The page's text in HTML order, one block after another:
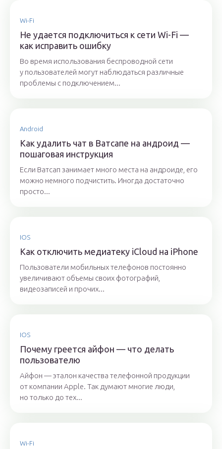
Wi-Fi
Не удается подключиться к сети Wi-Fi —
как исправить ошибку
Во время использования беспроводной сети
у пользователей могут наблюдаться различные
проблемы с подключением...
Android
Как удалить чат в Ватсапе на андроид —
пошаговая инструкция
Если Ватсап занимает много места на андроиде, его
можно немного подчистить. Иногда достаточно
просто...
IOS
Как отключить медиатеку iCloud на iPhone
Пользователи мобильных телефонов постоянно
увеличивают объемы своих фотографий,
видеозаписей и прочих...
IOS
Почему греется айфон — что делать
пользователю
Айфон — эталон качества телефонной продукции
от компании Apple. Так думают многие люди,
но только до тех...
Wi-Fi